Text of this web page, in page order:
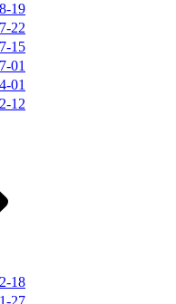
19
22
15
01
01
12
18
27